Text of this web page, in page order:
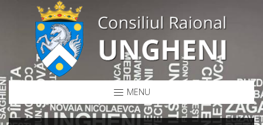
MENU